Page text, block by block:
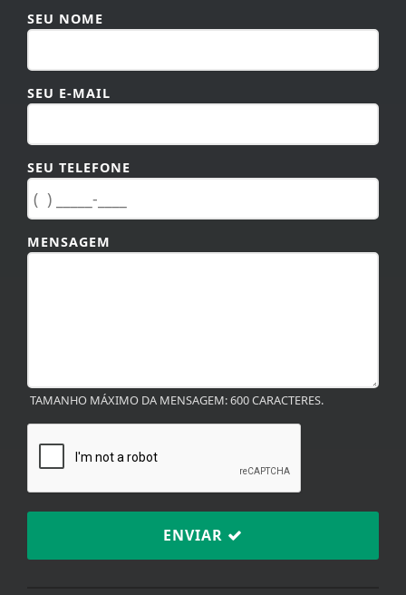
SEU NOME
SEU E-MAIL
SEU TELEFONE
MENSAGEM
TAMANHO MÁXIMO DA MENSAGEM: 600 CARACTERES.
ENVIAR